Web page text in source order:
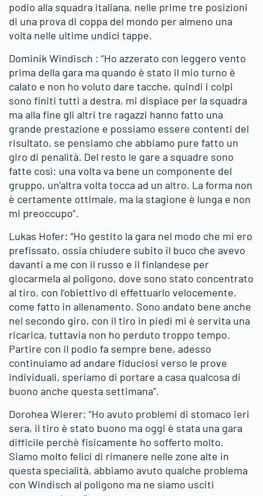
podio alla squadra italiana, nelle prime tre posizioni
di una prova di coppa del mondo per almeno una
volta nelle ultime undici tappe.
Dominik Windisch : “Ho azzerato con leggero vento
prima della gara ma quando è stato il mio turno è
calato e non ho voluto dare tacche, quindi i colpi
sono finiti tutti a destra, mi dispiace per la squadra
ma alla fine gli altri tre ragazzi hanno fatto una
grande prestazione e possiamo essere contenti del
risultato, se pensiamo che abbiamo pure fatto un
giro di penalità. Del resto le gare a squadre sono
fatte così: una volta va bene un componente del
gruppo, un’altra volta tocca ad un altro. La forma non
è certamente ottimale, ma la stagione è lunga e non
mi preoccupo”.
Lukas Hofer: “Ho gestito la gara nel modo che mi ero
prefissato, ossia chiudere subito il buco che avevo
davanti a me con il russo e il finlandese per
giocarmela al poligono, dove sono stato concentrato
al tiro, con l’obiettivo di effettuarlo velocemente,
come fatto in allenamento. Sono andato bene anche
nel secondo giro, con il tiro in piedi mi è servita una
ricarica, tuttavia non ho perduto troppo tempo.
Partire con il podio fa sempre bene, adesso
continuiamo ad andare fiduciosi verso le prove
individuali, speriamo di portare a casa qualcosa di
buono anche questa settimana”.
Dorohea Wierer: “Ho avuto problemi di stomaco ieri
sera, il tiro è stato buono ma oggi è stata una gara
difficile perchè fisicamente ho sofferto molto.
Siamo molto felici di rimanere nelle zone alte in
questa specialità, abbiamo avuto qualche problema
con Windisch al poligono ma ne siamo usciti